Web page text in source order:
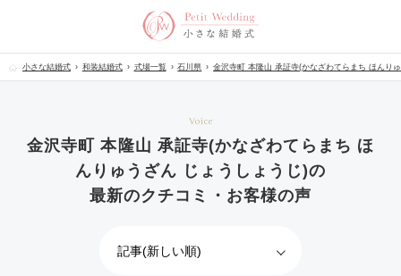
小さな結婚式 和装結婚式 式場一覧 石川県 金沢寺町 本隆山 承証寺(かなざわてらまち ほんり
Voice
金沢寺町 本隆山 承証寺(かなざわてらまち ほ
んりゅうざん じょうしょうじ)の
最新のクチコミ・お客様の声